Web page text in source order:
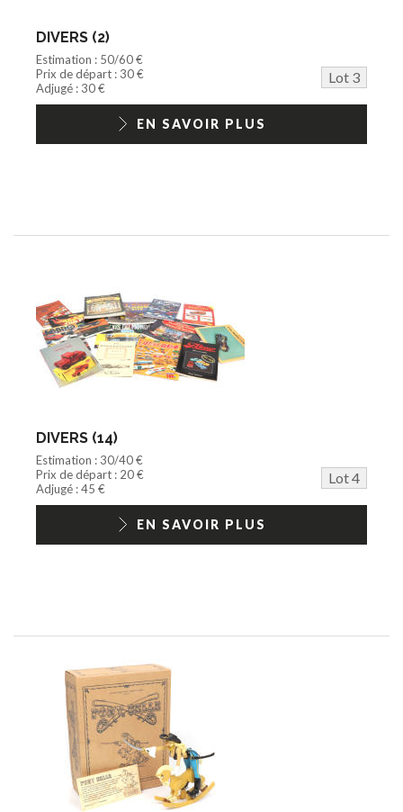
DIVERS (2)
Estimation : 50/60 €
Prix de départ : 30 €
Lot 3
Adjugé : 30 €
EN SAVOIR PLUS
DIVERS (14)
Estimation : 30/40 €
Prix de départ : 20 €
Lot 4
Adjugé : 45 €
EN SAVOIR PLUS